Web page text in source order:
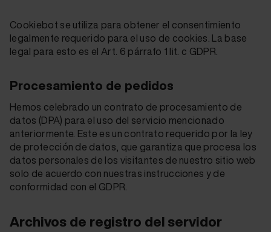
Cookiebot se utiliza para obtener el consentimiento
legalmente requerido para el uso de cookies. La base
legal para esto es el Art. 6 párrafo 1 lit. c GDPR.
Procesamiento de pedidos
Hemos celebrado un contrato de procesamiento de
datos (DPA) para el uso del servicio mencionado
anteriormente. Este es un contrato requerido por la ley
de protección de datos, que garantiza que procesa los
datos personales de los visitantes de nuestro sitio web
solo de acuerdo con nuestras instrucciones y de
conformidad con el GDPR.
Archivos de registro del servidor